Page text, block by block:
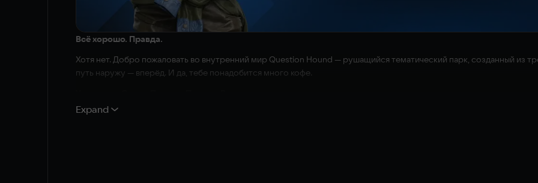
Всё хорошо. Правда.
Хотя нет. Добро пожаловать во внутренний мир Question Hound — рушащийся тематический парк, созданный из
путь наружу — вперёд. И да, тебе понадобится много кофе.
Каждый из нас это чувствовал. Но ты когда-нибудь оказывался заперт в этих эмоциях, окружённый их
Expand